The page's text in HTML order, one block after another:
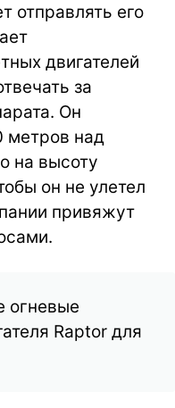
отправлять его
двигателей
за
Он
метров над
на высоту
он не улетел
привяжут
огневые
Raptor для